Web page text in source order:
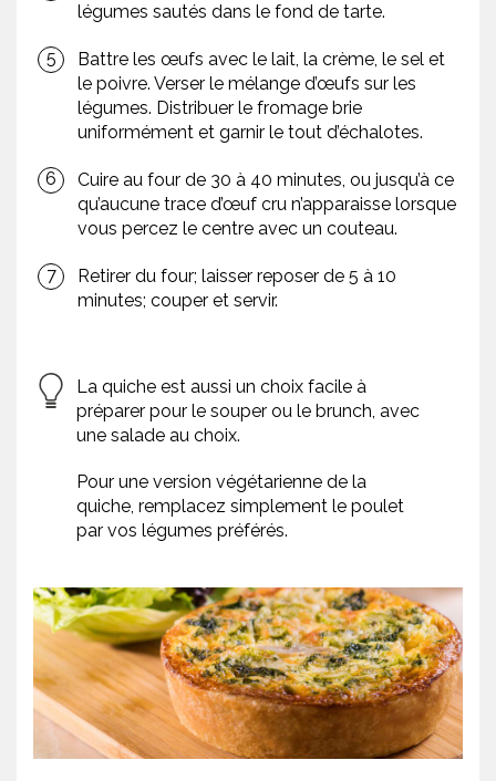
légumes sautés dans le fond de tarte.
Battre les œufs avec le lait, la crème, le sel et
le poivre. Verser le mélange d’œufs sur les
légumes. Distribuer le fromage brie
uniformément et garnir le tout d’échalotes.
Cuire au four de 30 à 40 minutes, ou jusqu’à ce
qu’aucune trace d’œuf cru n’apparaisse lorsque
vous percez le centre avec un couteau.
Retirer du four; laisser reposer de 5 à 10
minutes; couper et servir.
La quiche est aussi un choix facile à
préparer pour le souper ou le brunch, avec
une salade au choix.
Pour une version végétarienne de la
quiche, remplacez simplement le poulet
par vos légumes préférés.